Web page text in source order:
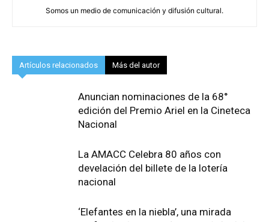
Somos un medio de comunicación y difusión cultural.
Artículos relacionados Más del autor
Anuncian nominaciones de la 68°
edición del Premio Ariel en la Cineteca
Nacional
La AMACC Celebra 80 años con
develación del billete de la lotería
nacional
‘Elefantes en la niebla’, una mirada